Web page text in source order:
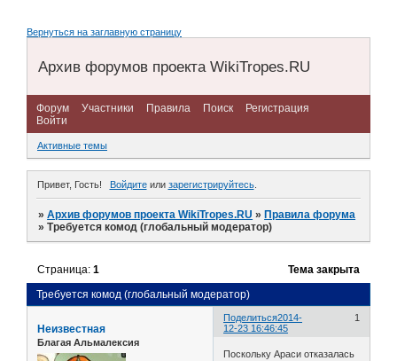
Вернуться на заглавную страницу
Архив форумов проекта WikiTropes.RU
Форум Участники Правила Поиск
Регистрация
Войти
Активные темы
Привет, Гость! Войдитеили зарегистрируйтесь.
»Архив форумов проекта WikiTropes.RU »Правила форума
»Требуется комод (глобальный модератор)
Требуется комод (глобальный модератор)
Страница:1 Тема закрыта
Поделиться 1
2014-
12-23 16:46:45
Неизвестная
Благая Альмалексия
Поскольку Араси отказалась